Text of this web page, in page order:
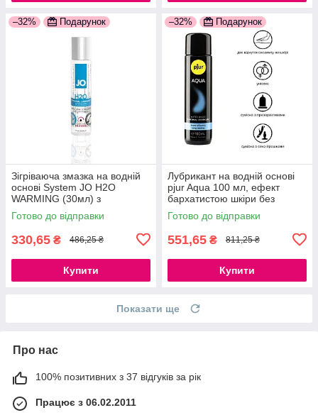
–32% Подарунок
Зігріваюча змазка на водній
основі System JO H2O
WARMING (30мл) з
екстрактом м'яти перцевої
777Store.com.ua
Готово до відправки
330,65 ₴ 486,25 ₴
Купити
–32% Подарунок
Лубрикант на водній основі
pjur Aqua 100 мл, ефект
бархатистою шкіри без
прилипання 777Store.com.ua
Готово до відправки
551,65 ₴ 811,25 ₴
Купити
Показати ще
Про нас
100% позитивних з 37 відгуків за рік
Працює з 06.02.2011